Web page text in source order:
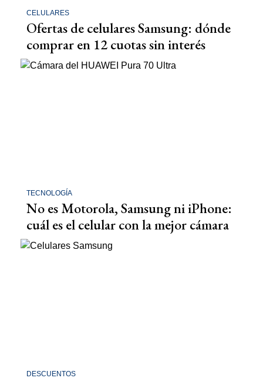
CELULARES
Ofertas de celulares Samsung: dónde
comprar en 12 cuotas sin interés
TECNOLOGÍA
No es Motorola, Samsung ni iPhone:
cuál es el celular con la mejor cámara
DESCUENTOS